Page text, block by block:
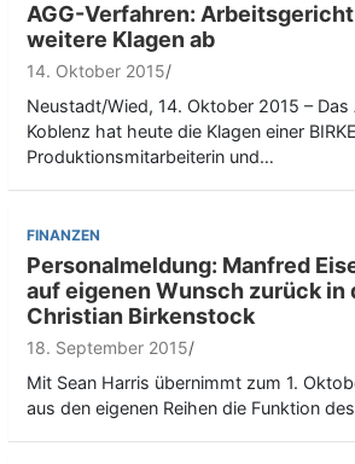
AGG-Verfahren:
weitere Klagen ab
14. Oktober 2015
Neustadt/Wied, 14. Oktober 2015 –
Koblenz hat heute die Klagen einer
Produktionsmitarbeiterin und…
FINANZEN
Personalmeldung: Manfred
auf eigenen Wunsch zurück in
Christian Birkenstock
18. September 2015
Mit Sean Harris übernimmt zum 1.
aus den eigenen Reihen die Funktion